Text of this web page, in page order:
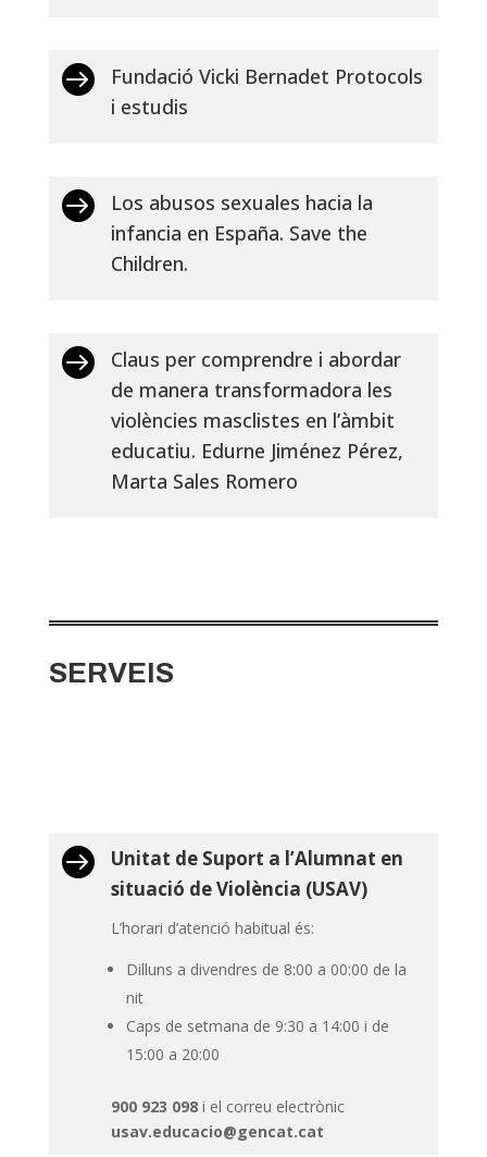

Fundació Vicki Bernadet Protocols
i estudis

Los abusos sexuales hacia la
infancia en España. Save the
Children.

Claus per comprendre i abordar
de manera transformadora les
violències masclistes en l’àmbit
educatiu. Edurne Jiménez Pérez,
Marta Sales Romero
SERVEIS

Unitat de Suport a l’Alumnat en
situació de Violència (USAV)
L’horari d’atenció habitual és:
Dilluns a divendres de 8:00 a 00:00 de la
nit
Caps de setmana de 9:30 a 14:00 i de
15:00 a 20:00
900 923 098i el correu electrònic
usav.educacio@gencat.cat